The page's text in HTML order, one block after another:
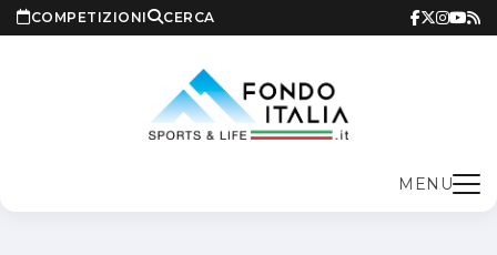
COMPETIZIONI CERCA
MENU